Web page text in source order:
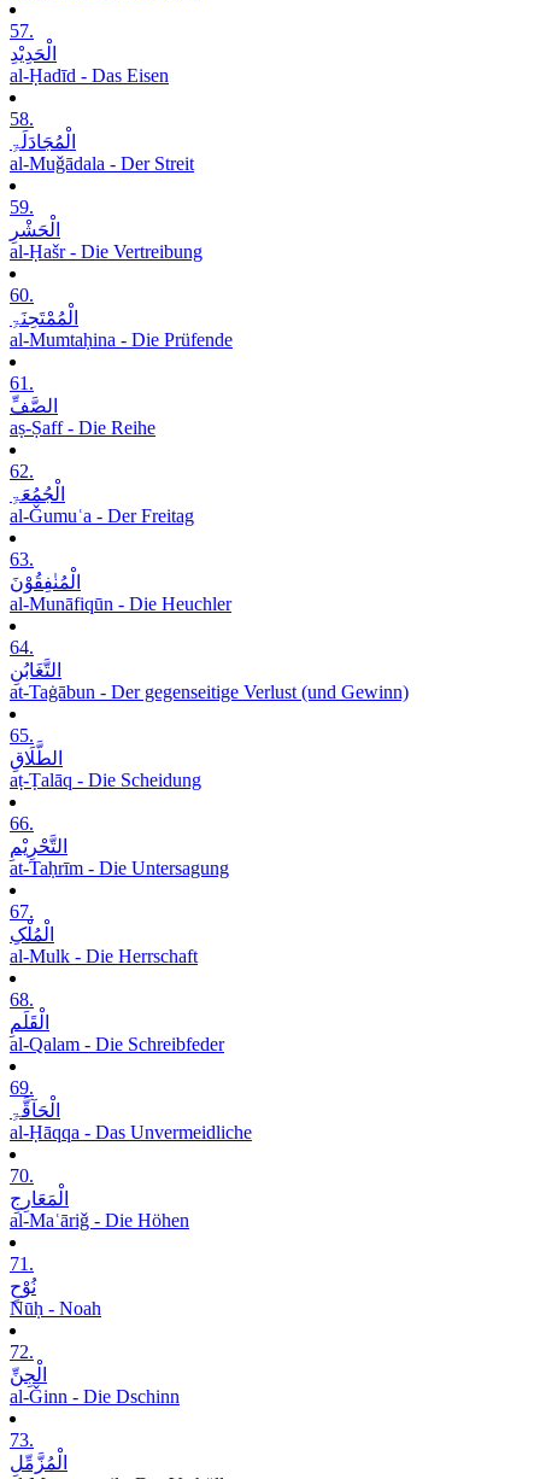
57.
الْحَدِیْدِ
al-Ḥadīd - Das Eisen
58.
الْمُجَادَلَۃِ
al-Muǧādala - Der Streit
59.
الْحَشْرِ
al-Ḥašr - Die Vertreibung
60.
الْمُمْتَحِنَۃِ
al-Mumtaḥina - Die Prüfende
61.
الصَّفِّ
aṣ-Ṣaff - Die Reihe
62.
الْجُمُعَۃِ
al-Ǧumuʿa - Der Freitag
63.
الْمُنٰفِقُوْنَ
al-Munāfiqūn - Die Heuchler
64.
التَّغَابُنِ
at-Taġābun - Der gegenseitige Verlust (und Gewinn)
65.
الطَّلَاقِ
aṭ-Ṭalāq - Die Scheidung
66.
التَّحْرِیْمِ
at-Taḥrīm - Die Untersagung
67.
الْمُلْکِ
al-Mulk - Die Herrschaft
68.
الْقَلَمِ
al-Qalam - Die Schreibfeder
69.
الْحَآقَّۃِ
al-Ḥāqqa - Das Unvermeidliche
70.
الْمَعَارِجِ
al-Maʿāriǧ - Die Höhen
71.
نُوْحٍ
Nūḥ - Noah
72.
الْجِنِّ
al-Ǧinn - Die Dschinn
73.
الْمُزَّمِّلِ